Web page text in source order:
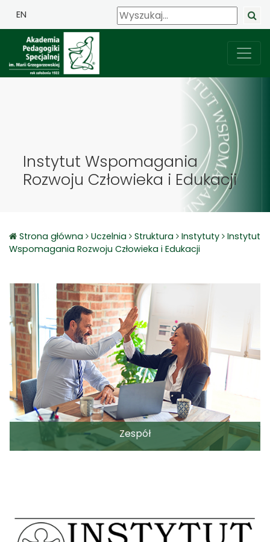
EN
Instytut Wspomagania
Rozwoju Człowieka i Edukacji
Strona główna Uczelnia Struktura Instytuty
Instytut
Wspomagania Rozwoju Człowieka i Edukacji
Zespół